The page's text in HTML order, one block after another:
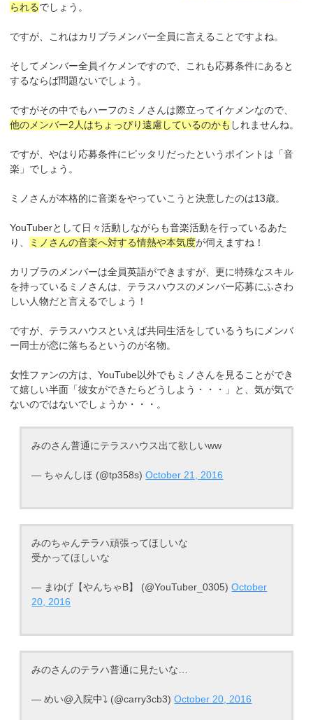
られるでしょう。
ですが、これはカリブラメンバー全員に言えることですよね。
そしてメンバー全員イケメンですので、これも応募条件にあると
するならば問題ないでしょう。
ですがその中でもハーフのミノさんは際立ってイケメンなので、
他のメンバー2人はちょっぴり遠慮しているのかも しれませんね。
ですが、やはり応募条件にピッタリだったというポイントは「音
楽」でしょう。
ミノさんが本格的に音楽をやっていこうと決意したのは13歳。
YouTuberとして日々活動しながらも音楽活動を行っているあた
り、
ミノさんの音楽へ対する情熱や本気度が伺えますね！
カリブラのメンバーは全員英語ができますが、更に特殊なスキル
を持っているミノさんは、テラスハウスのメンバー応募にふさわ
しい人物だと言えるでしょう！
ですが、テラスハウスといえば共同生活をしているうちにメンバ
ー同士が恋に落ちるというのが名物。
女性ファンの方は、YouTube以外でもミノさんを見ることができ
て嬉しい半面「彼女ができたらどうしよう・・・」と、気が気で
ないのではないでしょうか・・・。
みのさん普通にテラスハウス出て欲しいww
— ちゃんしほ (@tp358s)October 21, 2016
みのちゃんテラハ頑張ってほしいな
受かってほしいな
— まゆげ【やんちゃB】 (@YouTuber_0305)October
20, 2016
みのさんのテラハ普通に見たいな…
— めい@入院中⤵ (@carry3cb3)October 20, 2016